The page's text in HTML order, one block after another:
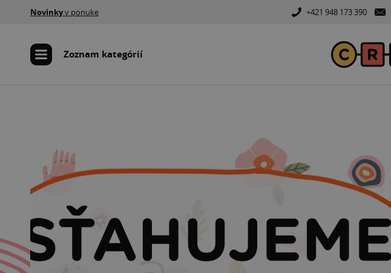
Novinkyv ponuke +421 948 173 390
Zoznam kategórií